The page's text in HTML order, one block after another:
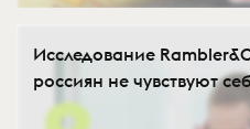
Исследование
россиян не чувствуют